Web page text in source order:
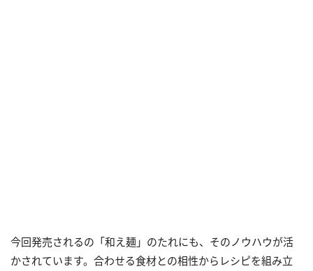
今回発売されるの「和え麺」のたれにも、そのノウハウが活
かされています。合わせる食材との相性からレシピを組み立